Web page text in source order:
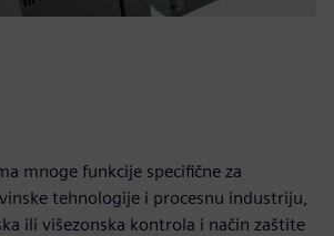
mnoge funkcije specifične za
tehnologije i procesnu industriju,
ili višezonska kontrola i način zaštite